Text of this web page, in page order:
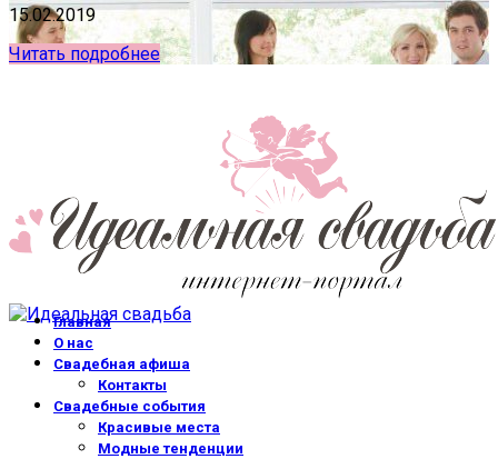
15.02.2019
Читать подробнее
Главная
О нас
Свадебная афиша
Контакты
Свадебные события
Красивые места
Модные тенденции